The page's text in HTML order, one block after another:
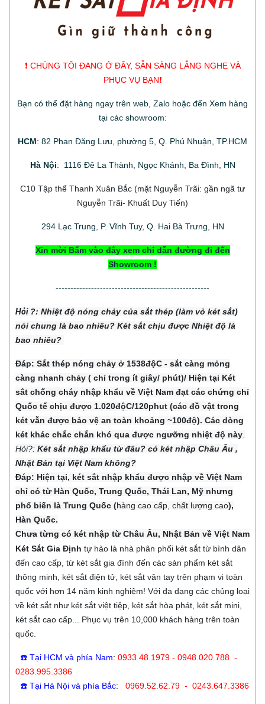
❗️ CHÚNG TÔI ĐANG Ở ĐÂY, SẴN SÀNG LẮNG NGHE VÀ
PHỤC VỤ BẠN❗️
Bạn có thể đặt hàng ngay trên web, Zalo hoặc đến Xem hàng
tại các showroom:
HCM: 82 Phan Đăng Lưu, phường 5, Q. Phú Nhuận, TP.HCM
Hà Nội: 1116 Đê La Thành, Ngọc Khánh, Ba Đình, HN
C10 Tập thể Thanh Xuân Bắc (mặt Nguyễn Trãi: gần ngã tư
Nguyễn Trãi- Khuất Duy Tiến)
294Lạc Trung, P. Vĩnh Tuy, Q. Hai Bà Trưng, HN
Xin mời Bấm vào đây xem chỉ dẫn đường đi đến
Showroom !
----------------------------------------------------
Hỏi ?: Nhiệt độ nóng chảy của sắt thép (làm vỏ két sắt)
nói chung là bao nhiêu? Két sắt chịu được Nhiệt độ là
bao nhiêu?
Đáp: Sắt thép nóng chảy ở 1538độC - sắt càng mỏng
càng nhanh chảy ( chỉ trong ít giây/ phút)/ Hiện tại Két
sắt chống cháy nhập khẩu về Việt Nam đạt các chứng chỉ
Quốc tế chịu được 1.020độC/120phut (các đồ vật trong
két vẫn được bảo vệ an toàn khoảng ~100độ). Các dòng
két khác chắc chắn khó qua được ngưỡng nhiệt độ này.
Hỏi?: Két sắt nhập khẩu từ đâu? có két nhập Châu Âu ,
Nhật Bản tại Việt Nam không?
Đáp: Hiện tại, két sắt nhập khẩu được nhập về Việt Nam
chỉ có từ Hàn Quốc, Trung Quốc, Thái Lan, Mỹ nhưng
phổ biến là Trung Quốc (hàng cao cấp, chất lượng cao),
Hàn Quốc.
Chưa từng có két nhập từ Châu Âu, Nhật Bản về Việt Nam
Két Sắt Gia Định tự hào là nhà phân phối két sắt từ bình dân
đến cao cấp, từ két sắt gia đình đến các sản phẩm két sắt
thông minh, két sắt điện tử, két sắt vân tay trên phạm vi toàn
quốc với hơn 14 năm kinh nghiệm! Với đa dạng các chủng loại
về két sắt như két sắt việt tiệp, két sắt hòa phát, két sắt mini,
két sắt cao cấp... Phục vụ trên 10,000 khách hàng trên toàn
quốc.
☎️ Tại HCM và phía Nam: 0933.48.1979 - 0948.020.788 -
0283.995.3386
☎️ Tại Hà Nội và phía Bắc: 0969.52.62.79 - 0243.647.3386